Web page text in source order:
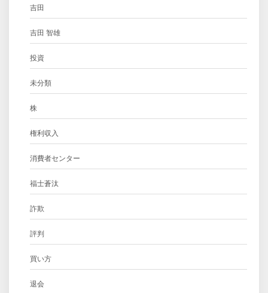
吉田
吉田 智雄
投資
未分類
株
権利収入
消費者センター
福士蒼汰
詐欺
評判
買い方
退会